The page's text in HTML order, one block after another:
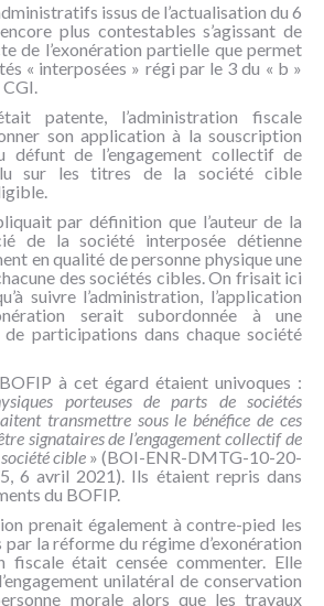
issus de l’actualisation du 6
plus contestables s’agissant de
de l’exonération partielle que permet
« interposées » régi par le 3 du « b »
CGI.
patente, l’administration fiscale
son application à la souscription
défunt de l’engagement collectif de
sur les titres de la société cible
par définition que l’auteur de la
de la société interposée détienne
en qualité de personne physique une
des sociétés cibles. On frisait ici
suivre l’administration, l’application
serait subordonnée à une
participations dans chaque société
à cet égard étaient univoques :
porteuses de parts de sociétés
transmettre sous le bénéfice de ces
signataires de l’engagement collectif de
cible » (BOI-ENR-DMTG-10-20-
6 avril 2021). Ils étaient repris dans
du BOFIP.
prenait également à contre-pied les
la réforme du régime d’exonération
fiscale était censée commenter. Elle
unilatéral de conservation
morale alors que les travaux